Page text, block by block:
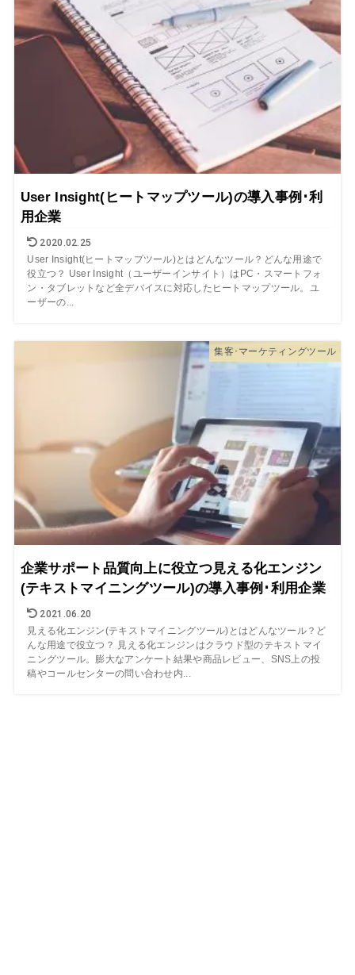
User Insight(ヒートマップツール)の導入事例･利
用企業
2020.02.25
User Insight(ヒートマップツール)とはどんなツール？どんな用途で
役立つ？ User Insight（ユーザーインサイト）はPC・スマートフォ
ン・タブレットなど全デバイスに対応したヒートマップツール。ユ
ーザーの...
集客･マーケティングツール
企業サポート品質向上に役立つ見える化エンジン
(テキストマイニングツール)の導入事例･利用企業
2021.06.20
見える化エンジン(テキストマイニングツール)とはどんなツール？ど
んな用途で役立つ？ 見える化エンジンはクラウド型のテキストマイ
ニングツール。膨大なアンケート結果や商品レビュー、SNS上の投
稿やコールセンターの問い合わせ内...